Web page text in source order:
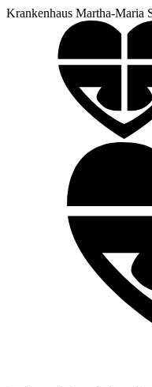
Krankenhaus Martha-Maria